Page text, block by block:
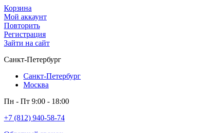
Корзина
Мой аккаунт
Повторить
Регистрация
Зайти на сайт
Санкт-Петербург
Санкт-Петербург
Москва
Пн - Пт 9:00 - 18:00
+7 (812) 940-58-74